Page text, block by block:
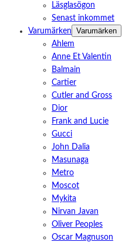
Läsglasögon
Senast inkommet
Varumärken
Varumärken
Ahlem
Anne Et Valentin
Balmain
Cartier
Cutler and Gross
Dior
Frank and Lucie
Gucci
John Dalia
Masunaga
Metro
Moscot
Mykita
Nirvan Javan
Oliver Peoples
Oscar Magnuson